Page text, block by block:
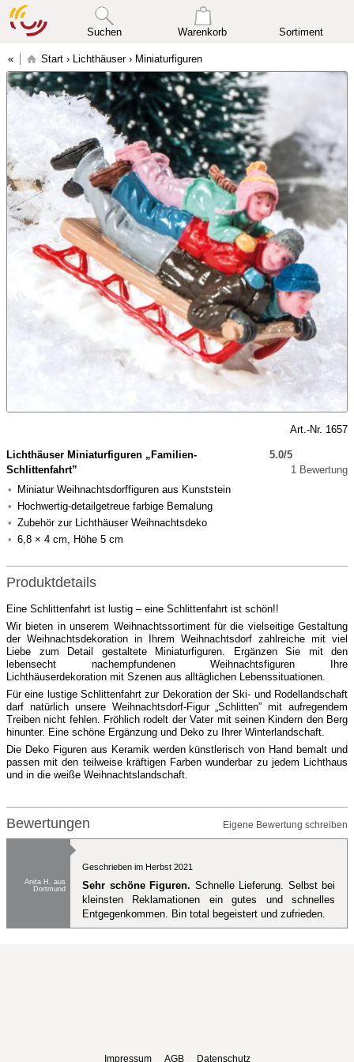
Suchen Warenkorb Sortiment
Start › Lichthäuser› Miniaturfiguren
Art.-Nr. 1657
Lichthäuser Miniaturfiguren „Familien-
Schlittenfahrt”
Miniatur Weihnachtsdorffiguren aus Kunststein
Hochwertig-detailgetreue farbige Bemalung
Zubehör zur Lichthäuser Weihnachtsdeko
6,8 × 4 cm, Höhe 5 cm
5.0/5
1 Bewertung
Produktdetails
Eine Schlittenfahrt ist lustig – eine Schlittenfahrt ist schön!!
Wir bieten in unserem Weihnachtssortiment für die vielseitige Gestaltung
der Weihnachtsdekoration in Ihrem Weihnachtsdorf zahlreiche mit viel
Liebe zum Detail gestaltete Miniaturfiguren. Ergänzen Sie mit den
lebensecht nachempfundenen Weihnachtsfiguren Ihre
Lichthäuserdekoration mit Szenen aus alltäglichen Lebenssituationen.
Für eine lustige Schlittenfahrt zur Dekoration der Ski- und Rodellandschaft
darf natürlich unsere Weihnachtsdorf-Figur „Schlitten” mit aufregendem
Treiben nicht fehlen. Fröhlich rodelt der Vater mit seinen Kindern den Berg
hinunter. Eine schöne Ergänzung und Deko zu Ihrer Winterlandschaft.
Die Deko Figuren aus Keramik werden künstlerisch von Hand bemalt und
passen mit den teilweise kräftigen Farben wunderbar zu jedem Lichthaus
und in die weiße Weihnachtslandschaft.
Bewertungen Eigene Bewertung schreiben
Anita H. aus
Dortmund
Geschrieben im Herbst 2021
Sehr schöne Figuren. Schnelle Lieferung. Selbst bei
kleinsten Reklamationen ein gutes und schnelles
Entgegenkommen. Bin total begeistert und zufrieden.
Impressum AGB Datenschutz